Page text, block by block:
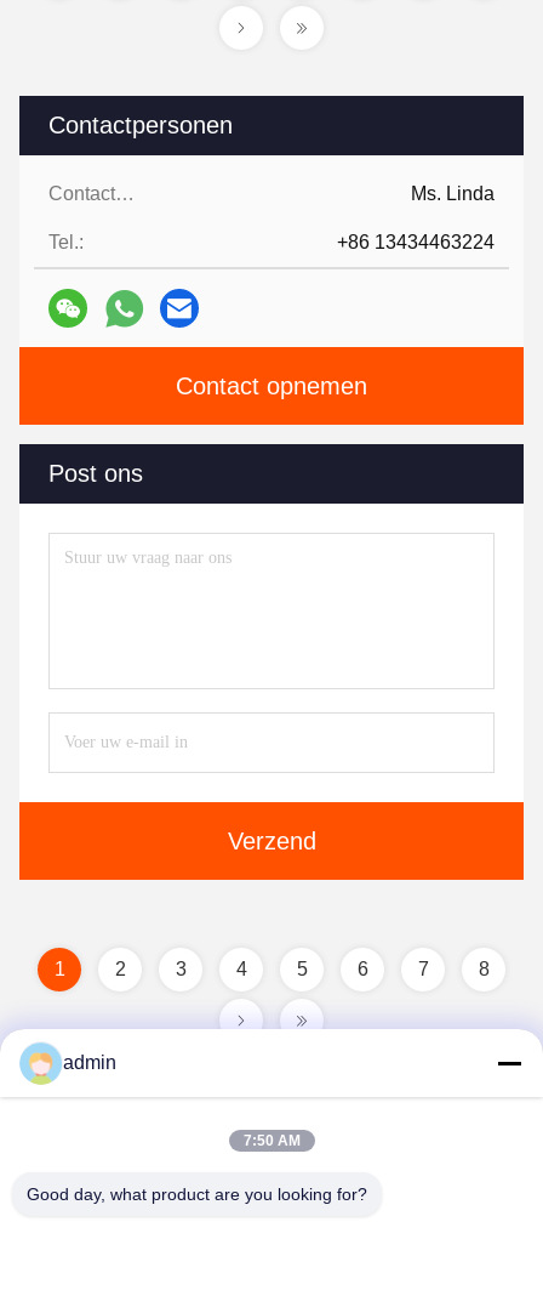
Contactpersonen
Contactpersonen: Ms. Linda
Tel.: +86 13434463224
Contact opnemen
Post ons
Verzend
1 2 3 4 5 6 7 8
admin
7:50 AM
Good day, what product are you looking for?